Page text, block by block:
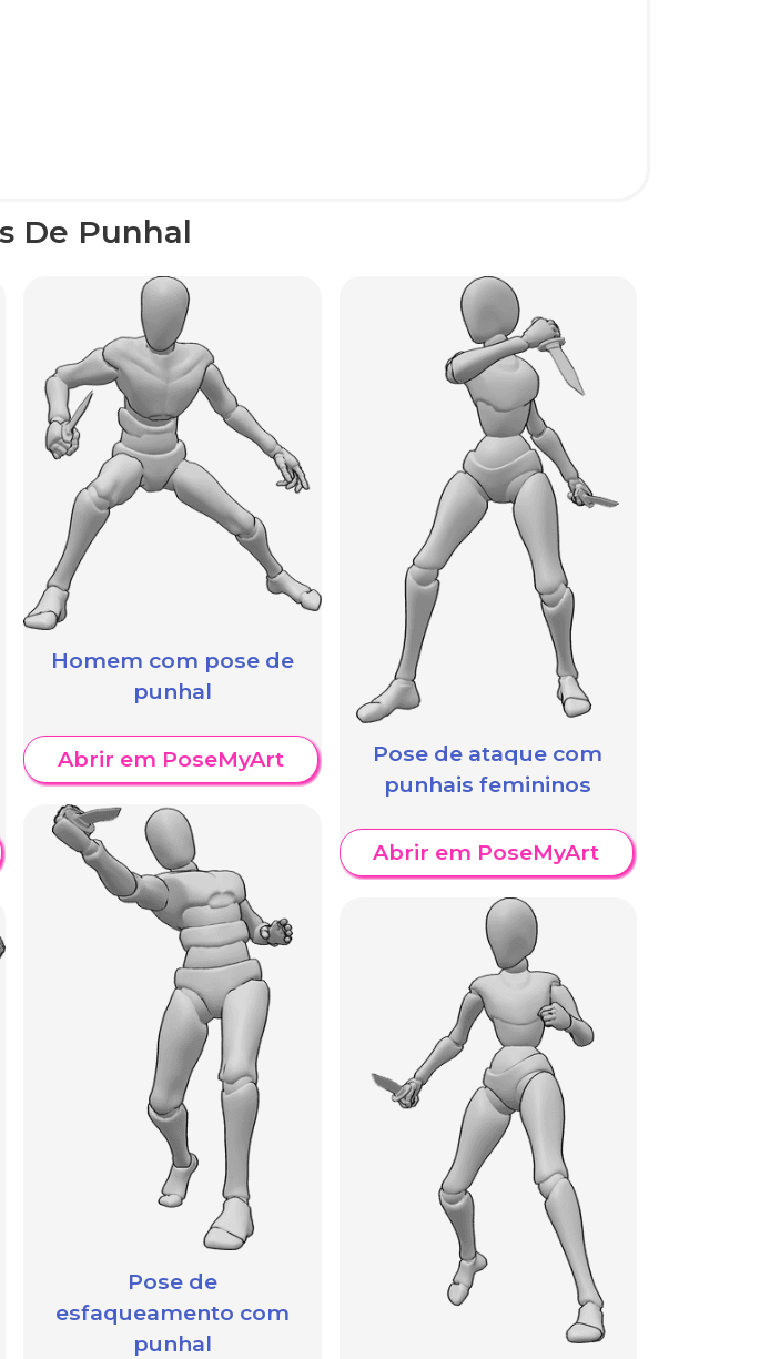
De Punhal
Homem com pose de
punhal
Abrir em PoseMyArt
Pose de
esfaqueamento com
punhal
Pose de ataque com
punhais femininos
Abrir em PoseMyArt